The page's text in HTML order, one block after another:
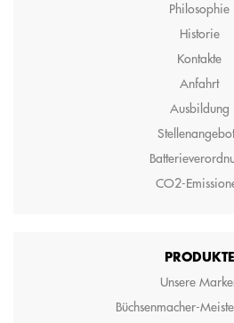
Philosophie
Historie
Kontakte
Anfahrt
Ausbildung
CO2-
PRODUKTE
Unsere
Büchsenmacher-